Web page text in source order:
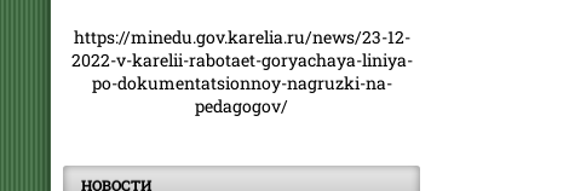
https://minedu.gov.karelia.ru/news/23-12-
2022-v-karelii-rabotaet-goryachaya-liniya-
po-dokumentatsionnoy-nagruzki-na-
pedagogov/
НОВОСТИ